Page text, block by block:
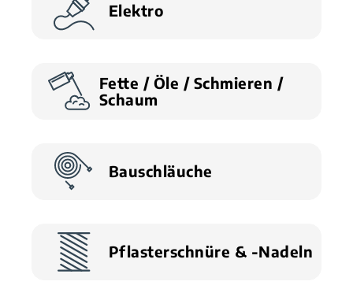
Elektro
Fette / Öle / Schmieren /
Schaum
Bauschläuche
Pflasterschnüre & -Nadeln